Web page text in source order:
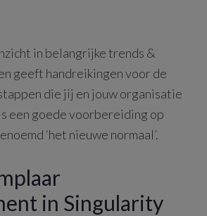
in belangrijke trends &
geeft handreikingen voor de
die jij en jouw organisatie
een goede voorbereiding op
‘het nieuwe normaal’.
in Singularity